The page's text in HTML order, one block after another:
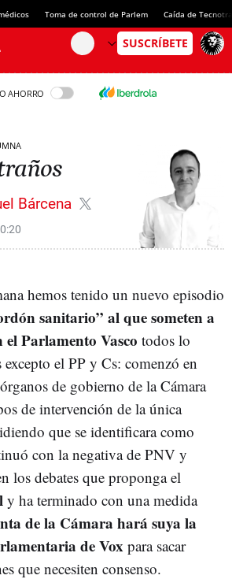
Toma de control de Parlem Caída de
AHORRO
Bárcena
hemos tenido un nuevo episodio
sanitario” al que someten a
el Parlamento Vasco todos lo
excepto el PP y Cs: comenzó en
de gobierno de la Cámara
de intervención de la única
que se identificara como
con la negativa de PNV y
los debates que proponga el
y ha terminado con una medida
de la Cámara hará suya la
de Vox para sacar
que necesiten consenso.